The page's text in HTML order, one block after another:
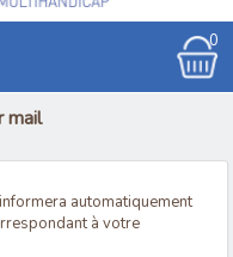
0
mail
automatiquement
à votre